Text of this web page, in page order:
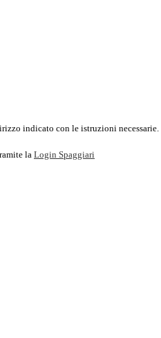
indicato con le istruzioni necessarie.
la Login Spaggiari